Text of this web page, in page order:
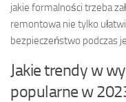
jakie formalności trzeba
remontowa nie tylko
bezpieczeństwo podczas
Jakie trendy w
popularne w